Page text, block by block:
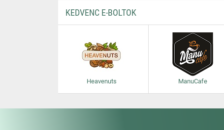
KEDVENC E-BOLTOK
Heavenuts ManuCafe